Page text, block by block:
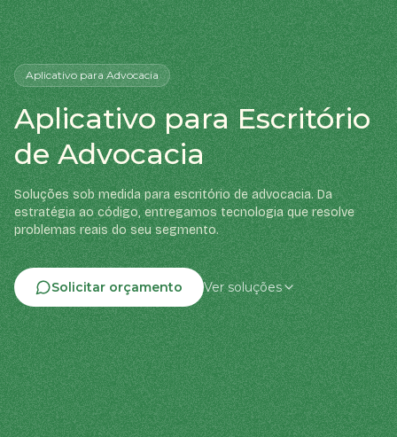
Aplicativopara Advocacia
Aplicativo para Escritório
de Advocacia
Soluções sob medida para escritório de advocacia. Da
estratégia ao código, entregamos tecnologia que resolve
problemas reais do seu segmento.
Solicitar orçamento Ver soluções